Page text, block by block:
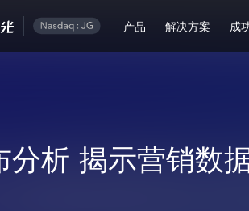
产品 解决方案 成
分析 揭示营销数